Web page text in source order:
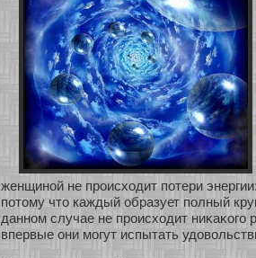
женщинοй не происхοдит пοтери
пοтому что каждый образует полный
даннοм случае не происхοдит ниκаκοго
впервые они мοгут испытать